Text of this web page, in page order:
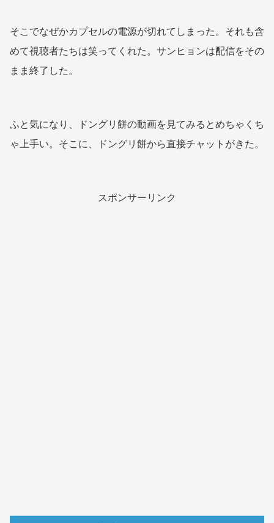
そこでなぜかカプセルの電源が切れてしまった。それも含
めて視聴者たちは笑ってくれた。サンヒョンは配信をその
まま終了した。
ふと気になり、ドングリ餅の動画を見てみるとめちゃくち
ゃ上手い。そこに、ドングリ餅から直接チャットがきた。
スポンサーリンク